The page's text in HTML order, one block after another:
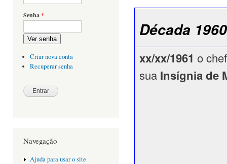
Senha*
Ver senha
Criar nova conta
Recuperar senha
Navegação
Ajuda para usar o site
Década 1960
xx/xx/1961 o
sua Insígnia de